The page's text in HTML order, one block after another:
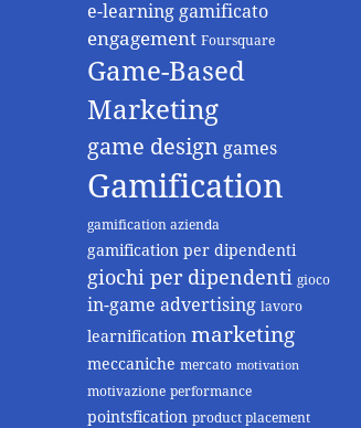
e-learning gamificato
engagement Foursquare
Game-Based
Marketing
game design games
Gamification
gamification azienda
gamification per dipendenti
giochi per dipendenti gioco
in-game advertising lavoro
learnification marketing
meccaniche mercato motivation
motivazione performance
pointsfication product placement